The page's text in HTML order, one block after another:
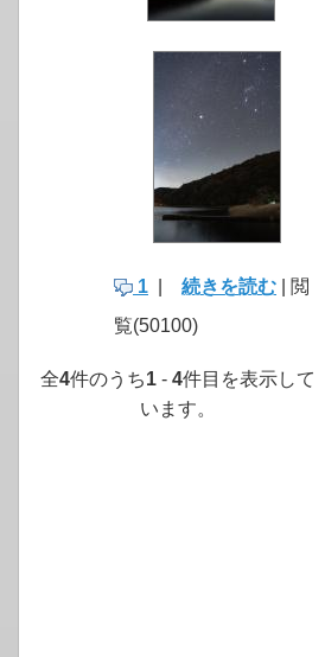
1 続きを読む | 閲
覧(50100)
全4件のうち1 - 4件目を表示して
います。